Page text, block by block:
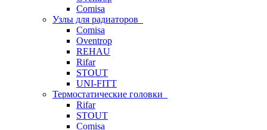
Comisa
Узлы для радиаторов
Comisa
Oventrop
REHAU
Rifar
STOUT
UNI-FITT
Термостатические головки
Rifar
STOUT
Comisa